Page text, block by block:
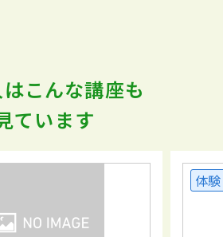
こんな講座も
ています
体験